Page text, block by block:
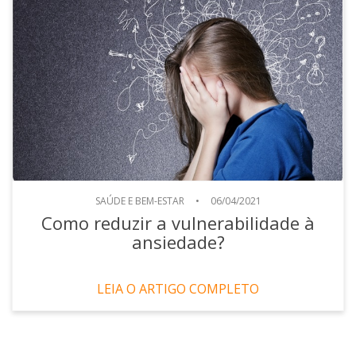
SAÚDE E BEM-ESTAR • 06/04/2021
Como reduzir a vulnerabilidade à
ansiedade?
LEIA O ARTIGO COMPLETO